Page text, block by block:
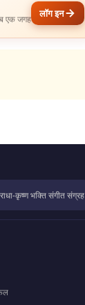
एक जगह लॉग इन
कृष्ण भक्ति संगीत संग्रह